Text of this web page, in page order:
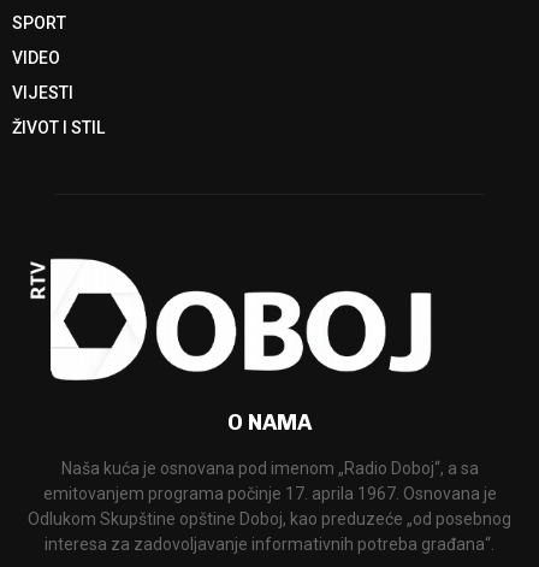
SPORT
VIDEO
VIJESTI
ŽIVOT I STIL
O NAMA
Naša kuća je osnovana pod imenom „Radio Doboj“, a sa
emitovanjem programa počinje 17. aprila 1967. Osnovana je
Odlukom Skupštine opštine Doboj, kao preduzeće „od posebnog
interesa za zadovoljavanje informativnih potreba građana“.